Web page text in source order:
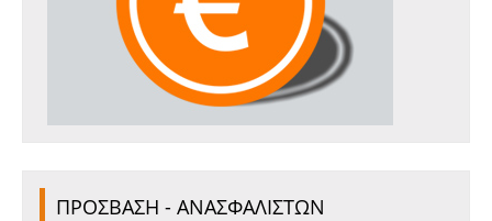
ΠΡΟΣΒΑΣΗ - ΑΝΑΣΦΑΛΙΣΤΩΝ